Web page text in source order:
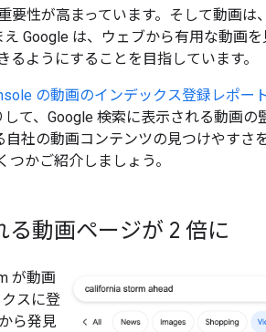
要性が高まっています。そして動画は
Google は、ウェブから有用な動画
ようにすることを目指しています。
の動画のインデックス登録レポー
て、Google 検索に表示される動画の
社の動画コンテンツの見つけやすさ
かご紹介しましょう。
動画ページが 2 倍に
が動画
スに登
ら発見